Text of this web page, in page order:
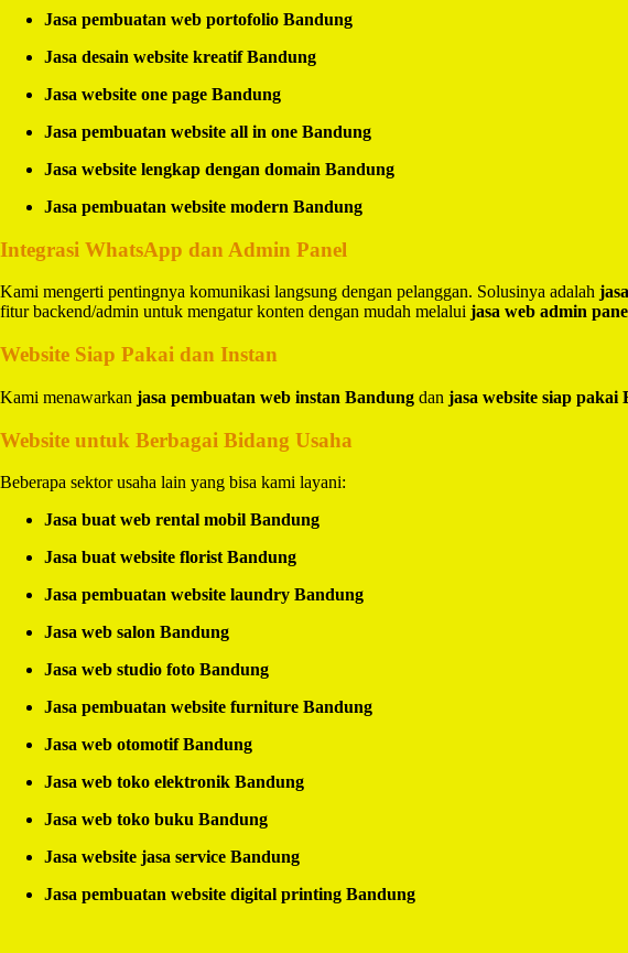
Jasa pembuatan web portofolio Bandung
Jasa desain website kreatif Bandung
Jasa website one page Bandung
Jasa pembuatan website all in one Bandung
Jasa website lengkap dengan domain Bandung
Jasa pembuatan website modern Bandung
Integrasi WhatsApp dan Admin Panel
Kami mengerti pentingnya komunikasi langsung dengan pelanggan. Solusinya adalah
fitur backend/admin untuk mengatur konten dengan mudah melalui jasa web admin
Website Siap Pakai dan Instan
Kami menawarkan jasa pembuatan web instan Bandung dan jasa website siap pakai
Website untuk Berbagai Bidang Usaha
Beberapa sektor usaha lain yang bisa kami layani:
Jasa buat web rental mobil Bandung
Jasa buat website florist Bandung
Jasa pembuatan website laundry Bandung
Jasa web salon Bandung
Jasa web studio foto Bandung
Jasa pembuatan website furniture Bandung
Jasa web otomotif Bandung
Jasa web toko elektronik Bandung
Jasa web toko buku Bandung
Jasa website jasa service Bandung
Jasa pembuatan website digital printing Bandung